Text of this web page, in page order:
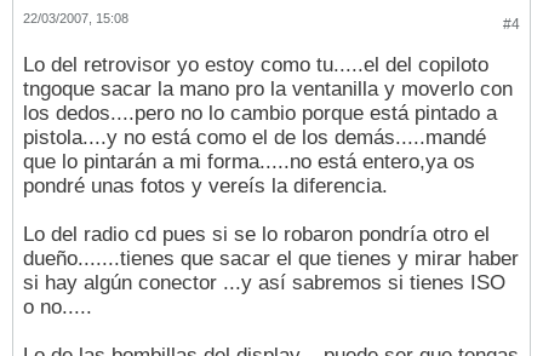
#4
22/03/2007, 15:08
Lo del retrovisor yo estoy como tu.....el del copiloto
tngoque sacar la mano pro la ventanilla y moverlo con
los dedos....pero no lo cambio porque está pintado a
pistola....y no está como el de los demás.....mandé
que lo pintarán a mi forma.....no está entero,ya os
pondré unas fotos y vereís la diferencia.
Lo del radio cd pues si se lo robaron pondría otro el
dueño.......tienes que sacar el que tienes y mirar haber
si hay algún conector ...y así sabremos si tienes ISO
o no.....